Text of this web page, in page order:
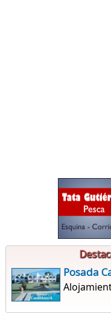
Posada